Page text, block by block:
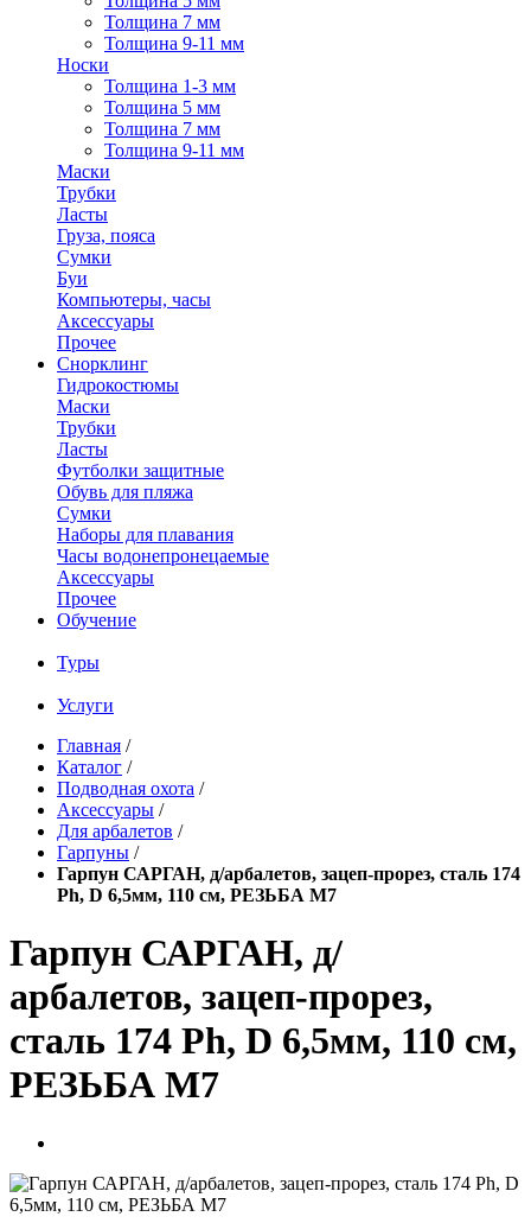
Толщина 7 мм
Толщина 9-11 мм
Носки
Толщина 1-3 мм
Толщина 5 мм
Толщина 7 мм
Толщина 9-11 мм
Маски
Трубки
Ласты
Груза, пояса
Сумки
Буи
Компьютеры, часы
Аксессуары
Прочее
Снорклинг
Гидрокостюмы
Маски
Трубки
Ласты
Футболки защитные
Обувь для пляжа
Сумки
Наборы для плавания
Часы водонепронецаемые
Аксессуары
Прочее
Обучение
Туры
Услуги
Главная /
Каталог /
Подводная охота /
Аксессуары /
Для арбалетов /
Гарпуны /
Гарпун САРГАН, д/арбалетов, зацеп-прорез, сталь 174
Ph, D 6,5мм, 110 см, РЕЗЬБА М7
Гарпун САРГАН, д/
арбалетов, зацеп-прорез,
сталь 174 Ph, D 6,5мм, 110 см,
РЕЗЬБА М7